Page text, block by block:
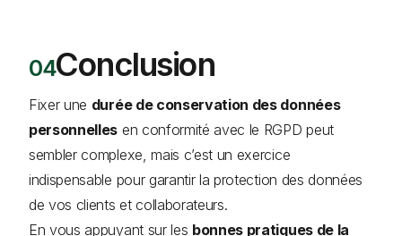
Conclusion
Fixer une durée de conservation des données
personnelles en conformité avec le RGPD peut
sembler complexe, mais c’est un exercice
indispensable pour garantir la protection des données
de vos clients et collaborateurs.
En vous appuyant sur les bonnes pratiques de la